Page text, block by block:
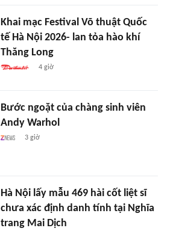
Khai mạc Festival Võ thuật Quốc
tế Hà Nội 2026- lan tỏa hào khí
Thăng Long
4 giờ
Bước ngoặt của chàng sinh viên
Andy Warhol
3 giờ
Hà Nội lấy mẫu 469 hài cốt liệt sĩ
chưa xác định danh tính tại Nghĩa
trang Mai Dịch